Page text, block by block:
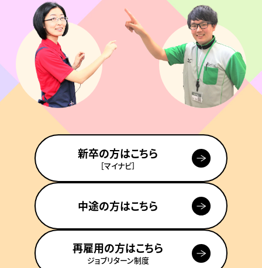
新卒の方はこちら
［マイナビ］
中途の方はこちら
再雇用の方はこちら
ジョブリターン制度